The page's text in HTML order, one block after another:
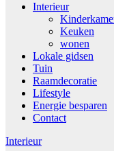
Interieur
Keuken
wonen
Lokale gidsen
Tuin
Raamdecoratie
Lifestyle
Energie besparen
Contact
Interieur